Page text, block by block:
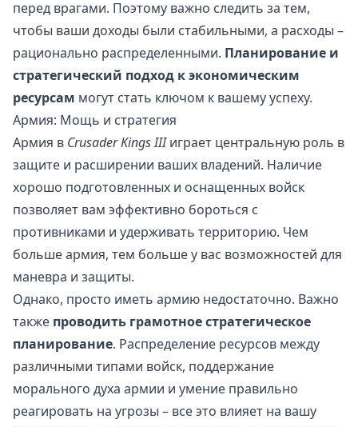
перед врагами. Поэтому важно следить за тем,
чтобы ваши доходы были стабильными, а расходы –
рационально распределенными. Планирование и
стратегический подход к экономическим
ресурсам могут стать ключом к вашему успеху.
Армия: Мощь и стратегия
Армия в Crusader Kings IIIиграет центральную роль в
защите и расширении ваших владений. Наличие
хорошо подготовленных и оснащенных войск
позволяет вам эффективно бороться с
противниками и удерживать территорию. Чем
больше армия, тем больше у вас возможностей для
маневра и защиты.
Однако, просто иметь армию недостаточно. Важно
также проводить грамотное стратегическое
планирование. Распределение ресурсов между
различными типами войск, поддержание
морального духа армии и умение правильно
реагировать на угрозы – все это влияет на вашу